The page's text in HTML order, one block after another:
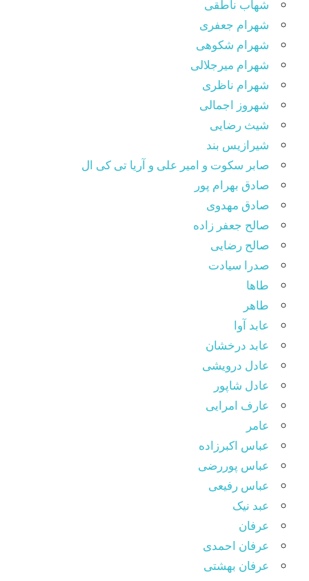
شهاب ناطقی
شهرام جعفری
شهرام شکوهی
شهرام میرجلالی
شهرام ناظری
شهروز اجمالی
شیث رضایی
شیرازیس بند
صابر سکوت و امیر علی و آریا تی کی ال
صادق بهرام پور
صادق مهدوی
صالح جعفر زاده
صالح رضایی
صدرا سیادت
طاها
طاهر
عابد آوا
عابد درخشان
عادل درویشی
عادل شاپور
عارف امرایی
عامر
عباس اکبرزاده
عباس پوررضی
عباس رفیعی
عبد نیک
عرفان
عرفان احمدی
عرفان بهشتی